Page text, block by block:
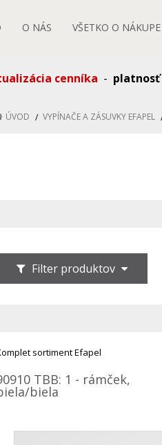
O NÁS VŠETKO O NÁKUPE
cenníka - platnosť
ÚVOD VYPÍNAČE A ZÁSUVKY EFAPEL
Filter produktov
sortiment Efapel
TBB: 1 - rámček,
biela